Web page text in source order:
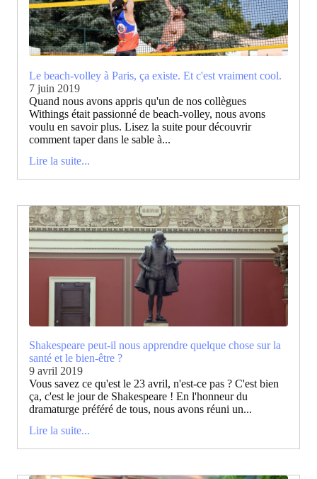
Le beach-volley à Paris, ça existe. Et c'est vraiment cool.
7 juin 2019
Quand nous avons appris qu'un de nos collègues
Withings était passionné de beach-volley, nous avons
voulu en savoir plus. Lisez la suite pour découvrir
comment taper dans le sable à...
Lire la suite...
Shakespeare peut-il nous apprendre quelque chose sur la
santé et le bien-être ?
9 avril 2019
Vous savez ce qu'est le 23 avril, n'est-ce pas ? C'est bien
ça, c'est le jour de Shakespeare ! En l'honneur du
dramaturge préféré de tous, nous avons réuni un...
Lire la suite...